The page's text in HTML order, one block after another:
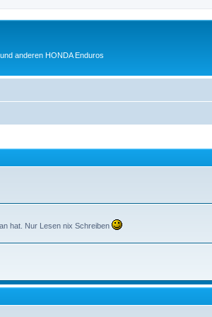
anderen HONDA Enduros
hat. Nur Lesen nix Schreiben